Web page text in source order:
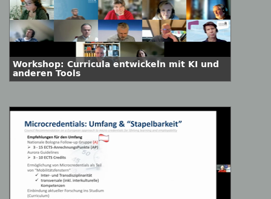
Workshop: Curricula entwickeln mit KI und
anderen Tools